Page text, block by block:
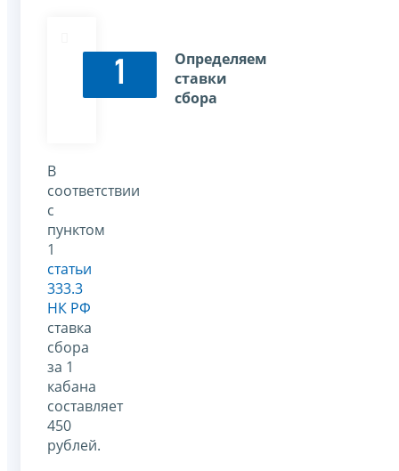
1
Определяем
ставки
сбора
В
соответствии
с
пунктом
1
статьи
333.3
НК РФ
ставка
сбора
за 1
кабана
составляет
450
рублей.